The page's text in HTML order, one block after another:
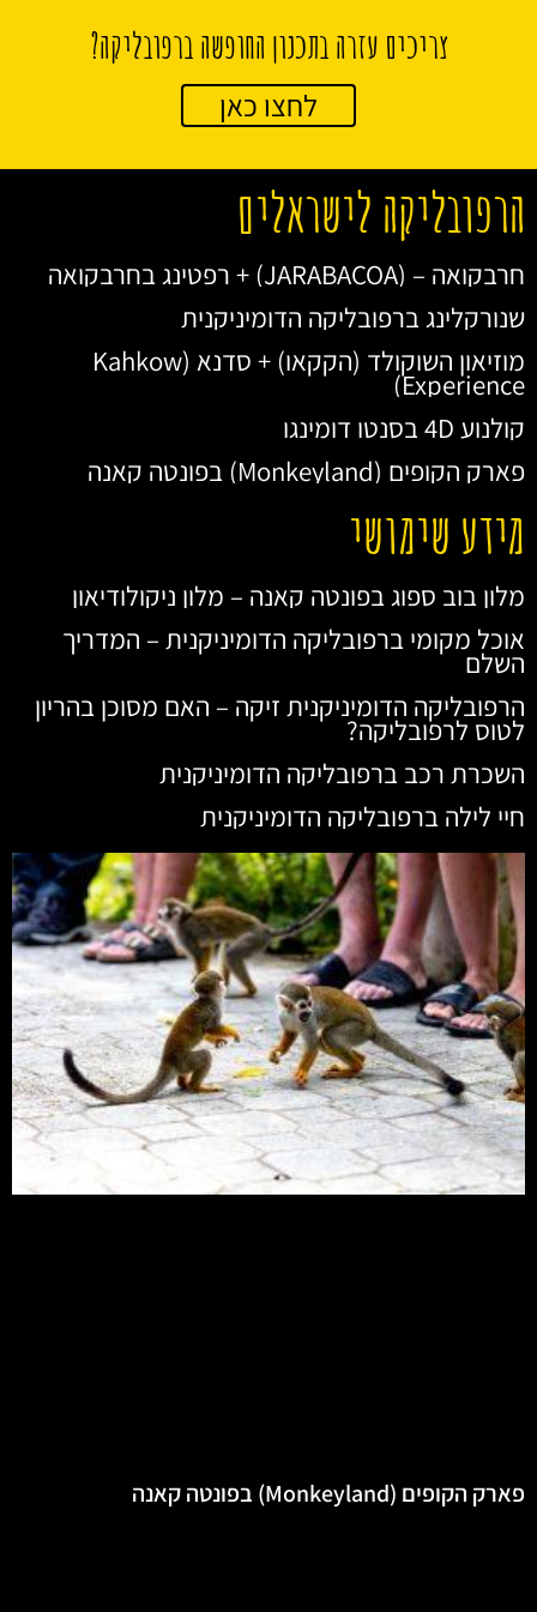
צריכים עזרה בתכנון החופשה ברפובליקה?
לחצו כאן
הרפובליקה לישראלים
חרבקואה – (JARABACOA) + רפטינג בחרבקואה
שנורקלינג ברפובליקה הדומיניקנית
מוזיאון השוקולד (הקקאו) + סדנא (Kahkow
Experience)
קולנוע 4D בסנטו דומינגו
פארק הקופים (Monkeyland) בפונטה קאנה
מידע שימושי
מלון בוב ספוג בפונטה קאנה – מלון ניקולודיאון
אוכל מקומי ברפובליקה הדומיניקנית – המדריך
השלם
הרפובליקה הדומיניקנית זיקה – האם מסוכן בהריון
לטוס לרפובליקה?
השכרת רכב ברפובליקה הדומיניקנית
חיי לילה ברפובליקה הדומיניקנית
פארק הקופים (Monkeyland) בפונטה קאנה